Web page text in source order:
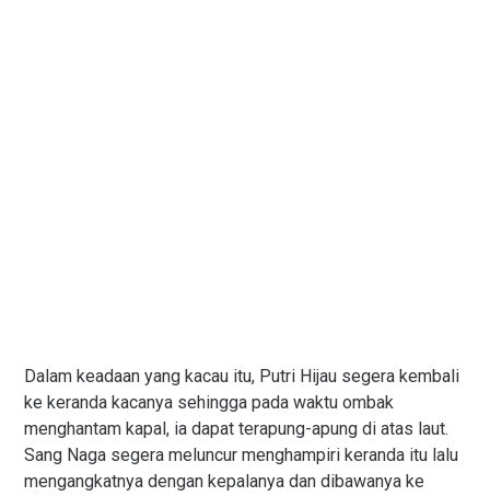
Dalam keadaan yang kacau itu, Putri Hijau segera kembali
ke keranda kacanya sehingga pada waktu ombak
menghantam kapal, ia dapat terapung-apung di atas laut.
Sang Naga segera meluncur menghampiri keranda itu lalu
mengangkatnya dengan kepalanya dan dibawanya ke